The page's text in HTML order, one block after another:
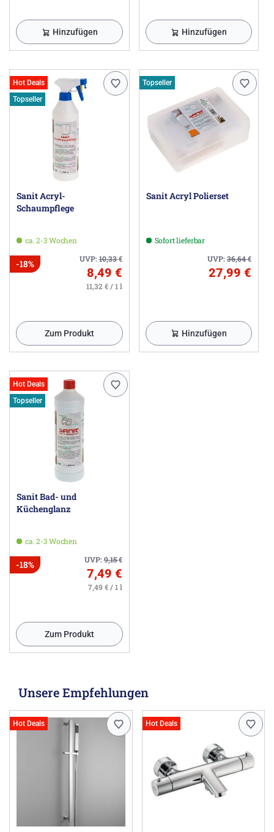
Hinzufügen Hinzufügen
Hot Deals
Topseller
Sanit Acryl-
Schaumpflege
ca. 2-3 Wochen
UVP:10,33€
-18%
8,49 €
11,32 € / 1 l
Zum Produkt
Topseller
Sanit Acryl Polierset
Sofort lieferbar
UVP:36,64€
27,99 €
Hinzufügen
Hot Deals
Topseller
Sanit Bad- und
Küchenglanz
ca. 2-3 Wochen
UVP:9,15€
-18%
7,49 €
7,49 € / 1 l
Zum Produkt
Unsere Empfehlungen
Hot Deals Hot Deals